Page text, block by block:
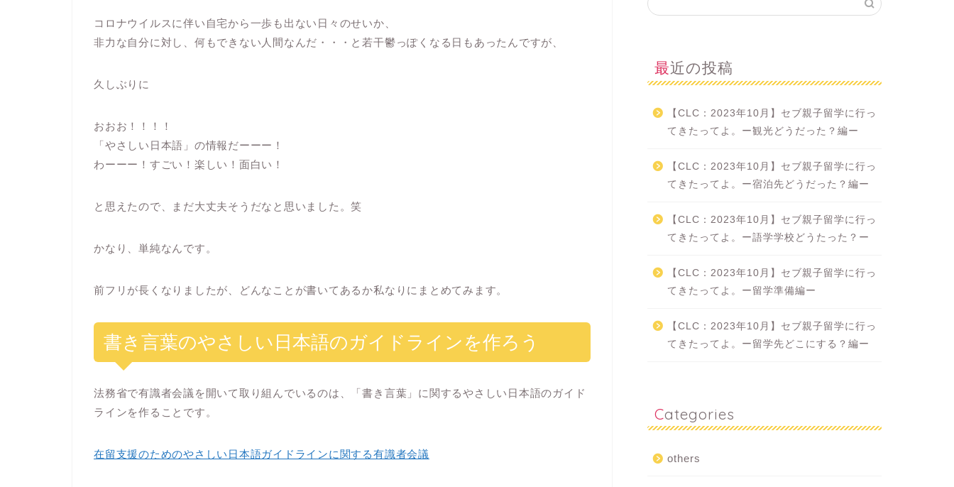
コロナウイルスに伴い自宅から一歩も出ない日々のせいか、
非力な自分に対し、何もできない人間なんだ・・・と若干鬱っぽくなる日もあったんですが、
久しぶりに
おおお！！！！
「やさしい日本語」の情報だーーー！
わーーー！すごい！楽しい！面白い！
と思えたので、まだ大丈夫そうだなと思いました。笑
かなり、単純なんです。
前フリが長くなりましたが、どんなことが書いてあるか私なりにまとめてみます。
書き言葉のやさしい日本語のガイドラインを作ろう
法務省で有識者会議を開いて取り組んでいるのは、「書き言葉」に関するやさしい日本語のガイド
ラインを作ることです。
在留支援のためのやさしい日本語ガイドラインに関する有識者会議
最近の投稿
【CLC：2023年10月】セブ親子留学に行っ
てきたってよ。ー観光どうだった？編ー
【CLC：2023年10月】セブ親子留学に行っ
てきたってよ。ー宿泊先どうだった？編ー
【CLC：2023年10月】セブ親子留学に行っ
てきたってよ。ー語学学校どうたった？ー
【CLC：2023年10月】セブ親子留学に行っ
てきたってよ。ー留学準備編ー
【CLC：2023年10月】セブ親子留学に行っ
てきたってよ。ー留学先どこにする？編ー
Categories
others